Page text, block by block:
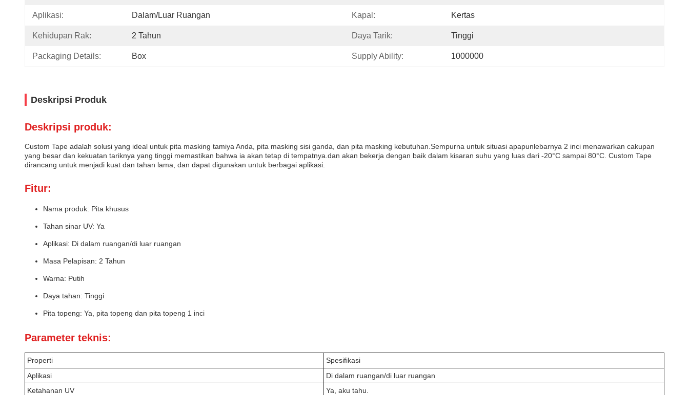
Aplikasi: Dalam/luar Ruangan Kapal: Kertas
Kehidupan Rak: 2 Tahun Daya Tarik: Tinggi
Packaging Details: Box Supply Ability: 1000000
Deskripsi Produk
Deskripsi produk:
Custom Tape adalah solusi yang ideal untuk pita masking tamiya Anda, pita masking sisi ganda, dan pita masking kebutuhan.Sempurna untuk situasi apapunlebarnya 2 inci menawarkan cakupan
yang besar dan kekuatan tariknya yang tinggi memastikan bahwa ia akan tetap di tempatnya.dan akan bekerja dengan baik dalam kisaran suhu yang luas dari -20°C sampai 80°C. Custom Tape
dirancang untuk menjadi kuat dan tahan lama, dan dapat digunakan untuk berbagai aplikasi.
Fitur:
Nama produk: Pita khusus
Tahan sinar UV: Ya
Aplikasi: Di dalam ruangan/di luar ruangan
Masa Pelapisan: 2 Tahun
Warna: Putih
Daya tahan: Tinggi
Pita topeng: Ya, pita topeng dan pita topeng 1 inci
Parameter teknis:
Properti
Spesifikasi
Aplikasi
Di dalam ruangan/di luar ruangan
Ketahanan UV
Ya, aku tahu.